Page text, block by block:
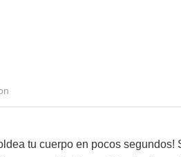
tu cuerpo en pocos